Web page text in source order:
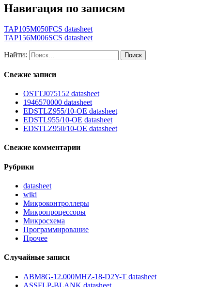
Навигация по записям
TAP105M050FCS datasheet
TAP156M006SCS datasheet
Найти:
Свежие записи
OSTTJ075152 datasheet
1946570000 datasheet
EDSTLZ955/10-OE datasheet
EDSTL955/10-OE datasheet
EDSTLZ950/10-OE datasheet
Свежие комментарии
Рубрики
datasheet
wiki
Микроконтроллеры
Микропроцессоры
Микросхема
Программирование
Прочее
Случайные записи
ABM8G-12.000MHZ-18-D2Y-T datasheet
ASSFLP-BLANK datasheet